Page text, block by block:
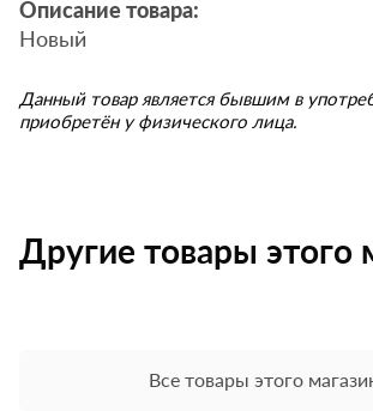
Описание товара:
Новый
Данный товар является бывшим в
приобретён у физического лица.
Другие товары этого
Все товары этого